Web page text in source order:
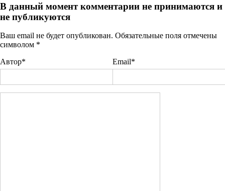
В данный момент комментарии не принимаются и
не публикуются
Ваш email не будет опубликован. Обязательные поля отмечены
символом *
Автор*
Email*